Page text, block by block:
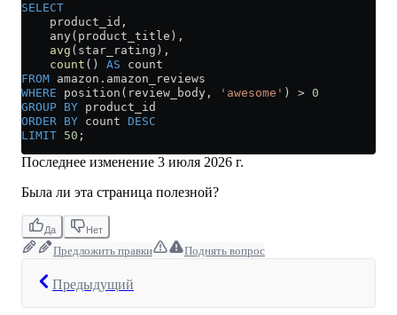
SELECT
    product_id,
    any(product_title),
    avg
(star_rating),
    count
() AS count
FROM amazon . amazon_reviews
WHERE position(review_body, 'awesome' ) > 0
GROUP BY product_id
ORDER BY count DESC
LIMIT 50 ;
Последнее изменение 3 июля 2026 г.
Была ли эта страница полезной?
Да Нет
Предложить правки Поднять вопрос
Предыдущий